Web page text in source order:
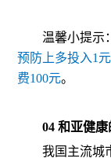
温馨小提示
预防上多投入1
费100元。
04 和亚健
我国主流城